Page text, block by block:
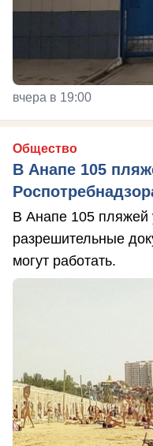
вчера в 19:00
Общество
В Анапе 105
В Анапе 105 пляжей
разрешительные
могут работать.